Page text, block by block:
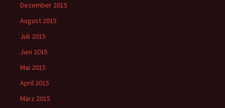
Dezember 2015
August 2015
Juli 2015
Juni 2015
Mai 2015
April 2015
März 2015